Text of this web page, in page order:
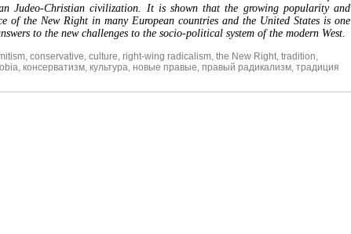
Judeo-Christian civilization. It is shown that the growing popularity and
of the New Right in many European countries and the United States is one
to the new challenges to the socio-political system of the modern West.
, conservative, culture, right-wing radicalism, the New Right, tradition,
, консерватизм, культура, новые правые, правый радикализм, традиция